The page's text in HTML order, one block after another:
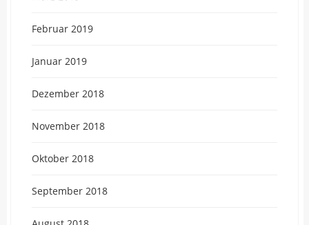
Februar 2019
Januar 2019
Dezember 2018
November 2018
Oktober 2018
September 2018